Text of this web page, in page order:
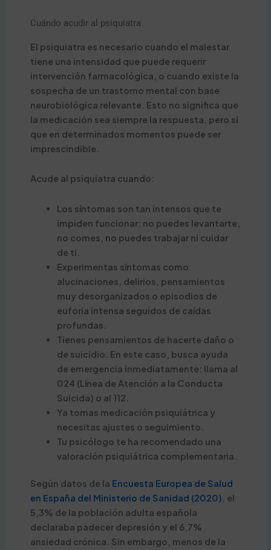
Cuándo acudir al psiquiatra
El psiquiatra es necesario cuando el malestar
tiene una intensidad que puede requerir
intervención farmacológica, o cuando existe la
sospecha de un trastorno mental con base
neurobiológica relevante. Esto no significa que
la medicación sea siempre la respuesta, pero sí
que en determinados momentos puede ser
imprescindible.
Acude al psiquiatra cuando:
Los síntomas son tan intensos que te
impiden funcionar: no puedes levantarte,
no comes, no puedes trabajar ni cuidar
de ti.
Experimentas síntomas como
alucinaciones, delirios, pensamientos
muy desorganizados o episodios de
euforia intensa seguidos de caídas
profundas.
Tienes pensamientos de hacerte daño o
de suicidio. En este caso, busca ayuda
de emergencia inmediatamente: llama al
024 (Línea de Atención a la Conducta
Suicida) o al 112.
Ya tomas medicación psiquiátrica y
necesitas ajustes o seguimiento.
Tu psicólogo te ha recomendado una
valoración psiquiátrica complementaria.
Según datos de la Encuesta Europea de Salud
en España del Ministerio de Sanidad (2020) , el
5,3% de la población adulta española
declaraba padecer depresión y el 6,7%
ansiedad crónica. Sin embargo, menos de la